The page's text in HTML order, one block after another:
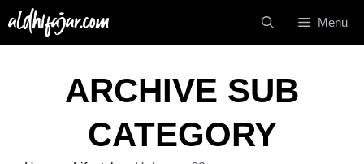
Langsung
ke
Menu
ARCHIVE SUB
CATEGORY